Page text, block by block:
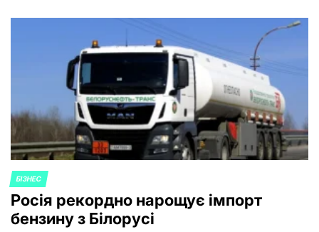
POSTED
IN
БІЗНЕС
Росія рекордно нарощує імпорт
бензину з Білорусі